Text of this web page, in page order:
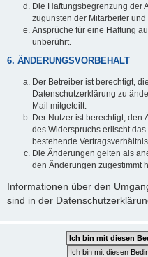
Die Haftungsbegrenzung der
zugunsten der Mitarbeiter
Ansprüche für eine Haftung
unberührt.
6. ÄNDERUNGSVORBEHALT
Der Betreiber ist berechtigt,
Datenschutzerklärung zu
Mail mitgeteilt.
Der Nutzer ist berechtigt, den
des Widerspruchs erlischt
bestehende
Die Änderungen gelten als
den Änderungen zugestimmt
Informationen über den
sind in der